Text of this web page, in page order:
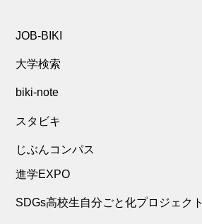
JOB-BIKI
大学検索
biki-note
スタビキ
じぶんコンパス
進学EXPO
SDGs高校生自分ごと化プロジェクト